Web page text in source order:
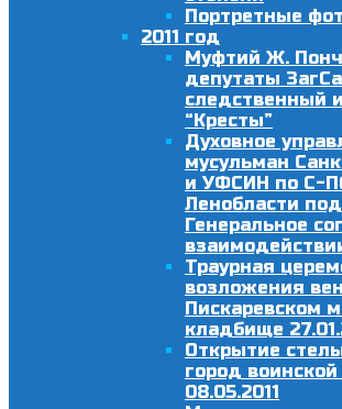
Портретные
2011 год
Муфтий Ж.
депутаты
следственный
“Кресты”
Духовное
мусульман
и УФСИН по С-
Ленобласти
Генеральное
Траурная
возложения
Пискаревском
кладбище
Открытие
город
08.05.2011